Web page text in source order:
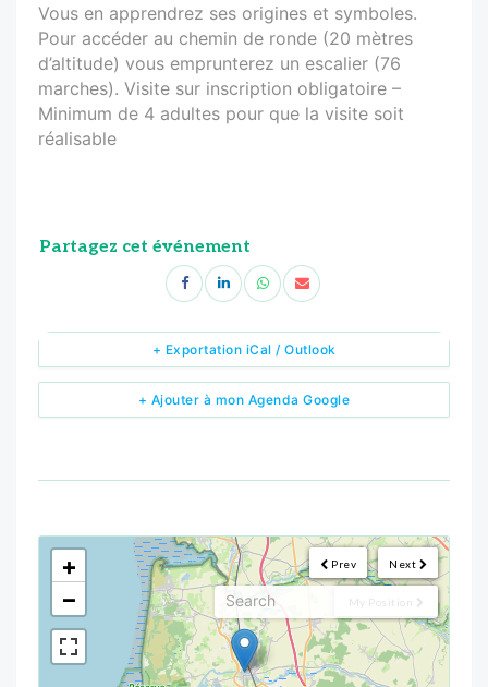
Vous en apprendrez ses origines et symboles.
Pour accéder au chemin de ronde (20 mètres
d’altitude) vous emprunterez un escalier (76
marches). Visite sur inscription obligatoire –
Minimum de 4 adultes pour que la visite soit
réalisable
Partagez cet événement
+ Ajouter à mon Agenda Google
+ Exportation iCal / Outlook
Next
Prev
My Position
<!---->
+
−